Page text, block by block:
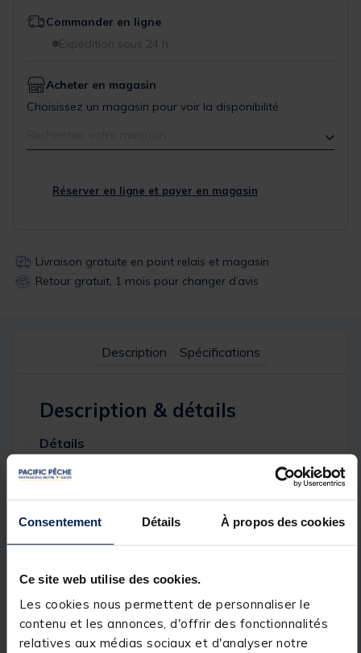
Consentement Détails À propos des cookies
Ce site web utilise des cookies.
Les cookies nous permettent de personnaliser le
contenu et les annonces, d'offrir des fonctionnalités
relatives aux médias sociaux et d'analyser notre
Commander en ligne
Expédition sous 24 h
Acheter en magasin
Choisissez un magasin pour voir la disponibilité
Réserver en ligne et payer en magasin
Livraison gratuite en point relais et magasin
Retour gratuit, 1 mois pour changer d’avis
Description Spécifications
Description & détails
Détails
Lemoteur Traxxis 55
Minn Kota est idéale pour les
pêcheurs souhaitant approcher le poisson sans le
petites embarcations ou en tant que moteur
d'un régulateur de tours/minute qui permet de choisir
la vitesse ainsi que du "Maximizer". Ce système évite
au moteur de tourner à plein régime même à basse
ou moyenne vitesse et d'économiser la
consommation électrique.